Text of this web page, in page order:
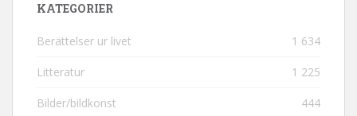
KATEGORIER
Berättelser ur livet 1 634
Litteratur 1 225
Bilder/bildkonst 444